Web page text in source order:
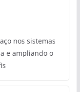
nos sistemas
e ampliando o